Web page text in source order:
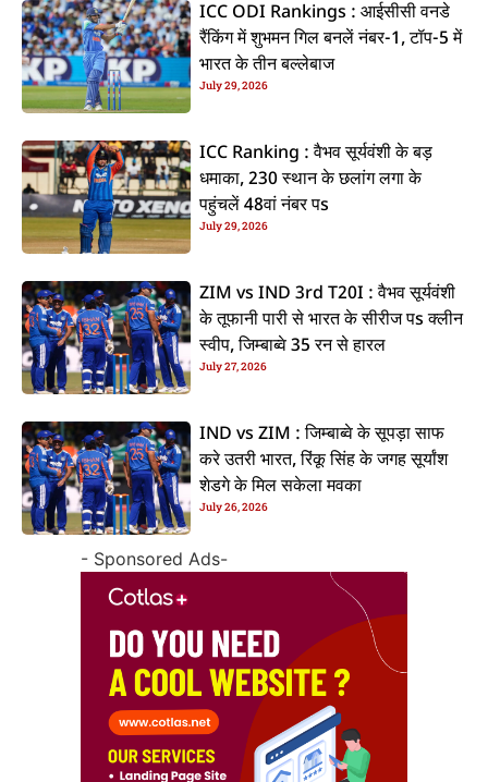
ICC ODI Rankings : आईसीसी वनडे
रैंकिंग में शुभमन गिल बनलें नंबर-1, टॉप-5 में
भारत के तीन बल्लेबाज
July 29, 2026
ICC Ranking : वैभव सूर्यवंशी के बड़
धमाका, 230 स्थान के छलांग लगा के
पहुंचलें 48वां नंबर पs
July 29, 2026
ZIM vs IND 3rd T20I : वैभव सूर्यवंशी
के तूफानी पारी से भारत के सीरीज पs क्लीन
स्वीप, जिम्बाब्वे 35 रन से हारल
July 27, 2026
IND vs ZIM : जिम्बाब्वे के सूपड़ा साफ
करे उतरी भारत, रिंकू सिंह के जगह सूर्यांश
शेडगे के मिल सकेला मवका
July 26, 2026
- Sponsored Ads-